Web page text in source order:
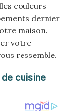
couleurs,
dernier
maison.
votre
ressemble.
de cuisine